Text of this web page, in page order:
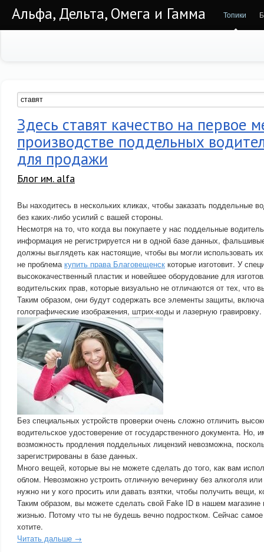
Альфа, Дельта, Омега и Гамма Топики
Здесь ставят качество на первое
производстве поддельных
для продажи
Блог им. alfa
Вы находитесь в нескольких кликах, чтобы заказать поддельные
без каких-либо усилий с вашей стороны.
Несмотря на то, что когда вы покупаете у нас поддельные
информация не регистрируется ни в одной базе данных,
должны выглядеть как настоящие, чтобы вы могли использовать
не проблемакупить права Благовещенск которые изготовит. У
высококачественный пластик и новейшее оборудование для
водительских прав, которые визуально не отличаются от тех, что
Таким образом, они будут содержать все элементы защиты,
голографические изображения, штрих-коды и лазерную гравировку.
Без специальных устройств проверки очень сложно отличить
водительское удостоверение от государственного документа. Но,
возможность продления поддельных лицензий невозможна,
зарегистрированы в базе данных.
Много вещей, которые вы не можете сделать до того, как вам
облом. Невозможно устроить отличную вечеринку без алкоголя
нужно ни у кого просить или давать взятки, чтобы получить вещи,
Таким образом, вы можете сделать свой Fake ID в нашем магазине
жизнью. Потому что ты не будешь вечно подростком. Сейчас
хотите.
Читать дальше →